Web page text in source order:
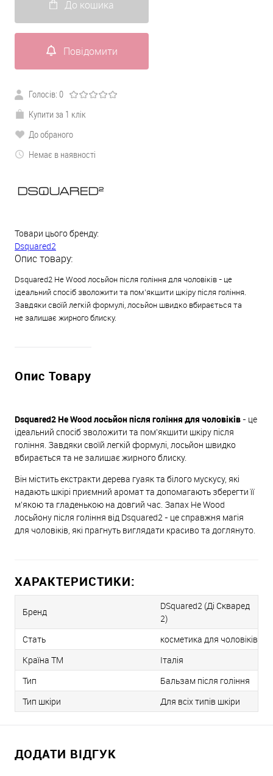
До кошика
Повідомити
Голосів: 0
Купити за 1 клік
До обраного
Немає в наявності
Товари цього бренду:
Dsquared2
Опис товару:
Dsquared2 He Wood лосьйон після гоління для чоловіків - це
ідеальний спосіб зволожити та пом'якшити шкіру після гоління.
Завдяки своїй легкій формулі, лосьйон швидко вбирається та
не залишає жирного блиску.
Опис Товару
Dsquared2 He Wood лосьйон після гоління для чоловіків- це
ідеальний спосіб зволожити та пом'якшити шкіру після
гоління. Завдяки своїй легкій формулі, лосьйон швидко
вбирається та не залишає жирного блиску.
Він містить екстракти дерева гуаяк та білого мускусу, які
надають шкірі приємний аромат та допомагають зберегти її
м'якою та гладенькою на довгий час. Запах He Wood
лосьйону після гоління від Dsquared2 - це справжня магія
для чоловіків, які прагнуть виглядати красиво та доглянуто.
ХАРАКТЕРИСТИКИ:
Бренд
DSquared2 (Ді Скваред
2)
Стать
косметика для чоловіків
Країна ТМ
Італія
Тип
Бальзам після гоління
Тип шкіри
Для всіх типів шкіри
ДОДАТИ ВІДГУК